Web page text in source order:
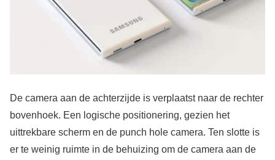
De camera aan de achterzijde is verplaatst naar de rechter
bovenhoek. Een logische positionering, gezien het
uittrekbare scherm en de punch hole camera. Ten slotte is
er te weinig ruimte in de behuizing om de camera aan de